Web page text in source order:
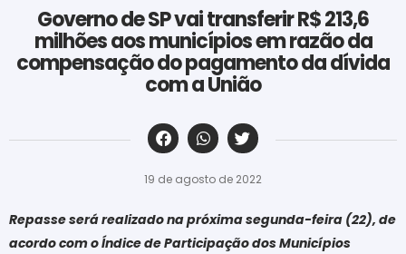
Governo de SP vai transferir R$ 213,6
milhões aos municípios em razão da
compensação do pagamento da dívida
com a União
‎ ‎ ‎ ‎ ‎ ‎ ‎ ‎ ‎ ‎ ‎ ‎ ‎ ‎ ‎ ‎ ‎ ‎ ‎ ‎ ‎ ‎ ‎ ‎ ‎ ‎ ‎ ‎ ‎ ‎ ‎
19 de agosto de 2022
Repasse será realizado na próxima segunda-feira (22), de
acordo com o Índice de Participação dos Municípios